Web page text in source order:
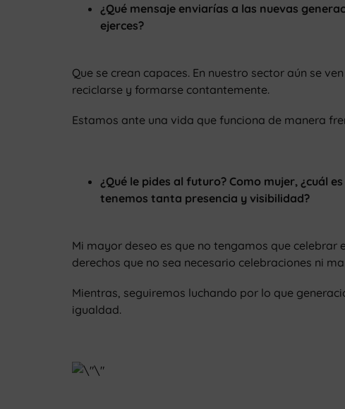
¿Qué mensaje enviarías a las nuevas
ejerces?
Que se crean capaces. En nuestro sector aún se
reciclarse y formarse contantemente.
Estamos ante una vida que funciona de manera
¿Qué le pides al futuro? Como mujer, ¿cuál
tenemos tanta presencia y visibilidad?
Mi mayor deseo es que no tengamos que
derechos que no sea necesario celebraciones ni
Mientras, seguiremos luchando por lo que
igualdad.